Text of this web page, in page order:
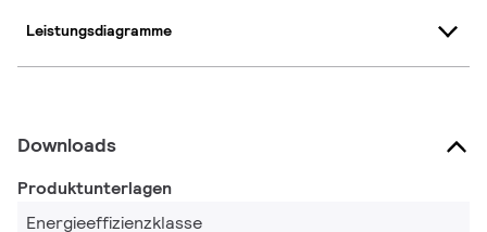
Leistungsdiagramme
Downloads
Produktunterlagen
Energieeffizienzklasse